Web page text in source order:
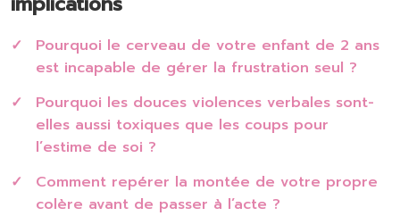
Pourquoi le cerveau de votre enfant de 2 ans
est incapable de gérer la frustration seul ?
Pourquoi les douces violences verbales sont-
elles aussi toxiques que les coups pour
l’estime de soi ?
Comment repérer la montée de votre propre
colère avant de passer à l’acte ?